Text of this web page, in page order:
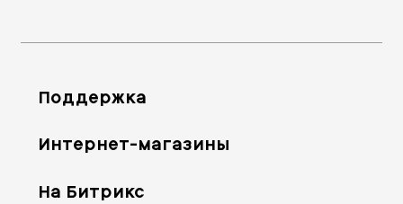
Поддержка
Интернет-магазины
На Битрикс